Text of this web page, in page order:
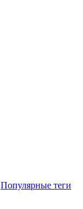
Популярные теги